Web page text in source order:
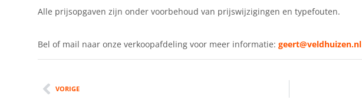
Alle prijsopgaven zijn onder voorbehoud van prijswijzigingen en typefouten.
Bel of mail naar onze verkoopafdeling voor meer informatie: geert@veldhuizen.nl
VORIGE